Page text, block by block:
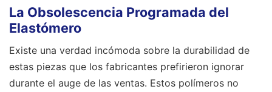
La Obsolescencia Programada del
Elastómero
Existe una verdad incómoda sobre la durabilidad de
estas piezas que los fabricantes prefirieron ignorar
durante el auge de las ventas. Estos polímeros no